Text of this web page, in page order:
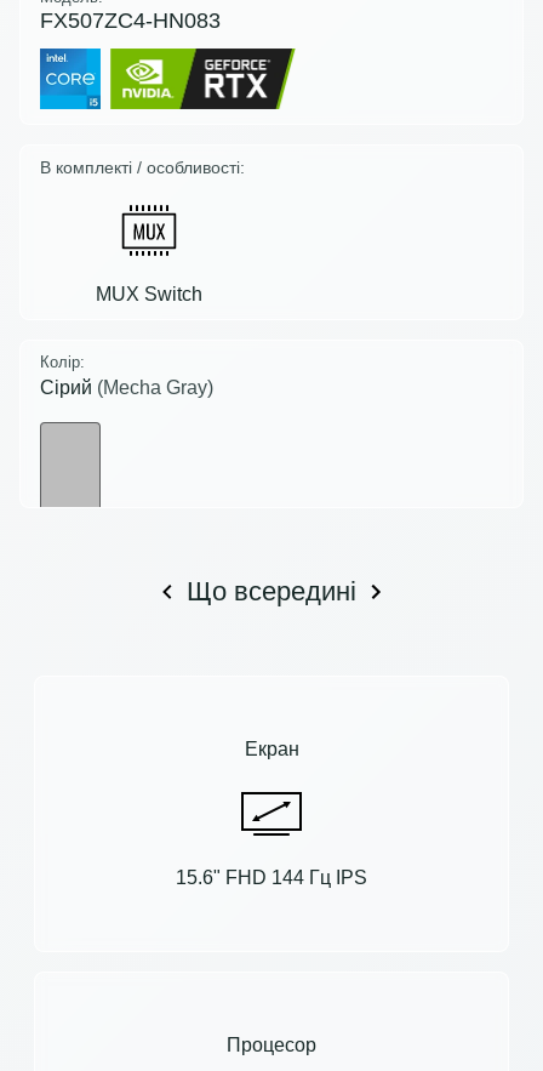
FX507ZC4-HN083
В комплекті / особливості:
MUX Switch
Колір:
Сірий (Mecha Gray)
Що всередині
Екран
15.6" FHD 144 Гц IPS
Процесор